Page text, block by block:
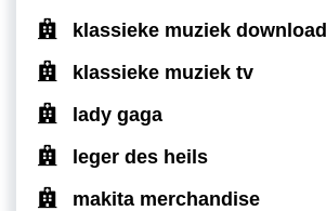
klassieke muziek
klassieke muziek tv
lady gaga
leger des heils
makita merchandise